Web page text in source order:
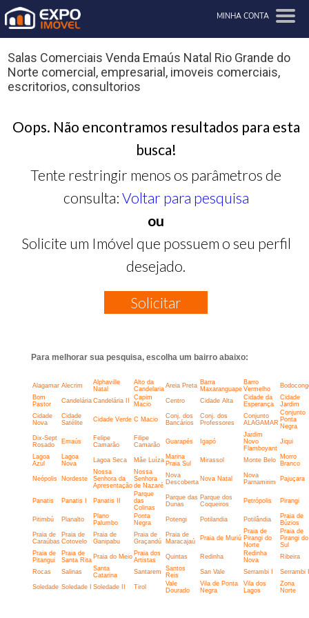
MINHA CONTA
Salas Comerciais Venda Emaús Natal Rio Grande do
Norte comercial, empresarial, imoveis comerciais,
escritorios, consultorios
Oops. Não encontramos resultados para esta
busca!
Tente restringir menos os parâmetros de
consulta: Voltar para pesquisa
ou
Solicite um Imóvel que possuem o seu perfil
desejado.
Solicitar
Para melhorar sua pesquisa, escolha um bairro abaixo:
Alagamar Alecrim
Alphaville
Natal
Alto da
Candelaria Areia Preta Barra
Maxaranguape
Barro
Vermelho
Bom
Pastor
Candelária Candelária II
Capim
Macio
Centro Cidade Alta
Cidade da
Esperança
Cidade
Jardim
Cidade
Nova
Cidade
Satélite
Cidade Verde C Macio
Conj. dos
Bancários
Conj. dos
Professores
Conjunto
ALAGAMAR
Conjunto
Ponta
Negra
Dix-Sept
Rosado
Emaús
Felipe
Camarão
Filipe
Camarão
Guarapés Igapó
Jardim
Novo
Flamboyant
Jiqui
Lagoa
Azul
Lagoa
Nova
Lagoa Seca Mãe Luíza Marina
Praia Sul
Mirassol Monte Belo
Morro
Branco
Neópolis Nordeste
Nossa
Senhora da
Apresentação
Nossa
Senhora
de Nazaré
Nova
Descoberta Nova Natal
Nova
Parnamirim
Pajuçara
Panatis Panatis I Panatis II
Parque
das
Colinas
Parque das
Dunas
Parque dos
Coqueiros
Petrópolis Pirangi
Pitimbú Planalto
Plano
Palumbo
Ponta
Negra
Potengi Potilandia Potilândia
Praia de
Búzios
Praia de
Caraúbas
Praia de
Cotovelo
Praia de
Ganipabu
Praia de
Graçandú
Praia de
Maracajaú
Praia de Muriú
Praia de
Pirangi do
Norte
Praia de
Pirangi do
Sul
Praia de
Pitangui
Praia de
Santa Rita Praia do Meio Praia dos
Artistas
Quintas Redinha
Redinha
Nova
Ribeira
Rocas Salinas
Santa
Catarina
Santarem
Santos
Reis
San Vale Serrambi I Serrambi
Soledade Soledade I Soledade II Tirol
Vale
Dourado
Vila de Ponta
Negra
Vila dos
Lagos
Zona
Norte